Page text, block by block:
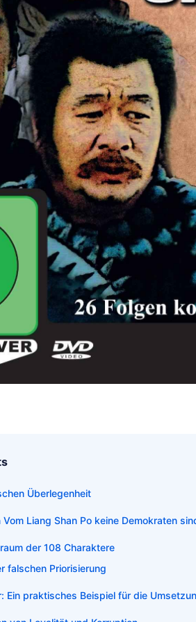
Überlegenheit
Vom Liang Shan Po keine Demokraten
der 108 Charaktere
falschen Priorisierung
Ein praktisches Beispiel für die